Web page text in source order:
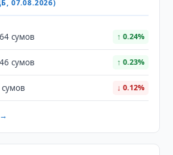
07.08.2026)
сумов ↑ 0.24%
сумов ↑ 0.23%
↓ 0.12%